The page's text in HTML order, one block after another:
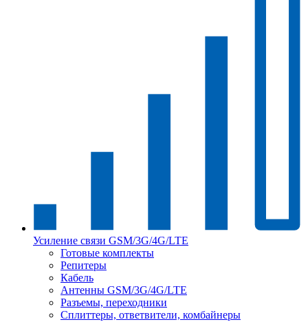
Усиление связи GSM/3G/4G/LTE
Готовые комплекты
Репитеры
Кабель
Антенны GSM/3G/4G/LTE
Разъемы, переходники
Сплиттеры, ответвители, комбайнеры